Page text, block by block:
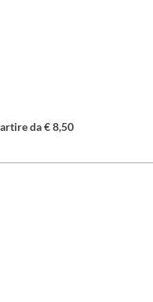
da € 8,50